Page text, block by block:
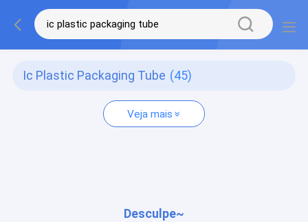
Ic Plastic Packaging Tube (45)
Veja mais
Desculpe~